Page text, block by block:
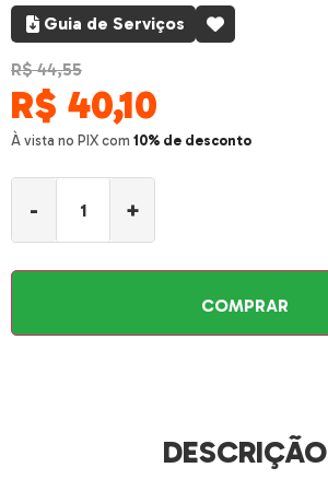
Guia de Serviços
R$ 44,55
R$ 40,10
À vista no PIX com 10% de desconto
- +
COMPRAR
DESCRIÇÃO